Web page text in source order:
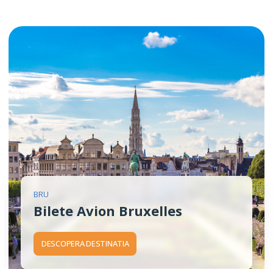
BRU
Bilete Avion Bruxelles
DESCOPERA DESTINATIA